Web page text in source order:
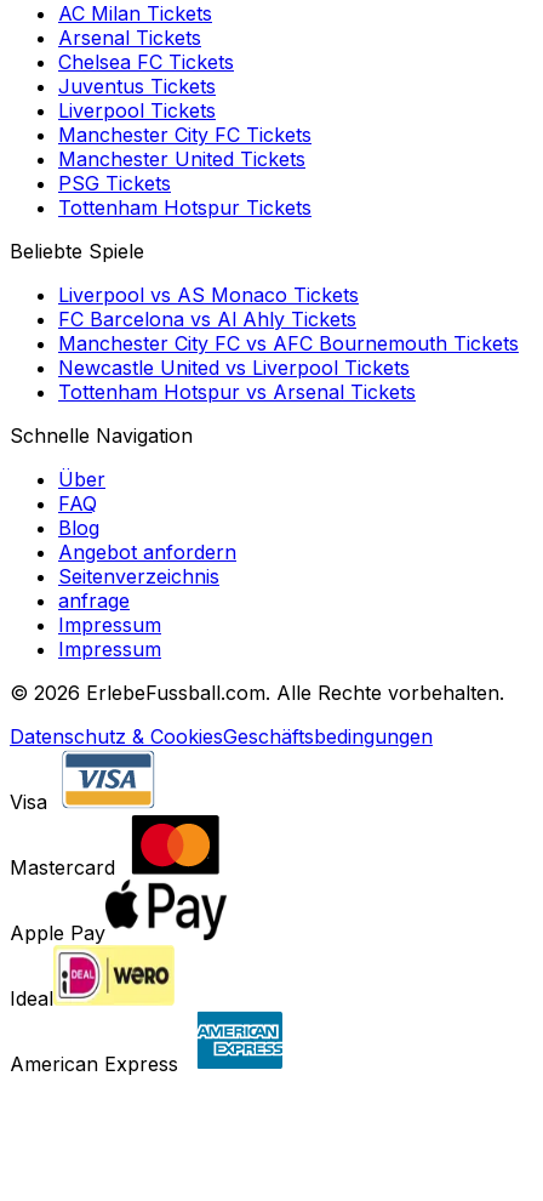
AC Milan Tickets
Arsenal Tickets
Chelsea FC Tickets
Juventus Tickets
Liverpool Tickets
Manchester City FC Tickets
Manchester United Tickets
PSG Tickets
Tottenham Hotspur Tickets
Beliebte Spiele
Liverpool vs AS Monaco Tickets
FC Barcelona vs Al Ahly Tickets
Manchester City FC vs AFC Bournemouth Tickets
Newcastle United vs Liverpool Tickets
Tottenham Hotspur vs Arsenal Tickets
Schnelle Navigation
Über
FAQ
Blog
Angebot anfordern
Seitenverzeichnis
anfrage
Impressum
Impressum
© 2026 ErlebeFussball.com. Alle Rechte vorbehalten.
Datenschutz & CookiesGeschäftsbedingungen
Visa
Mastercard
Apple Pay
Ideal
American Express